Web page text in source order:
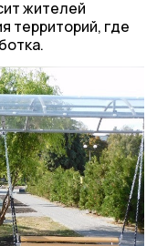
жителей
территорий, где